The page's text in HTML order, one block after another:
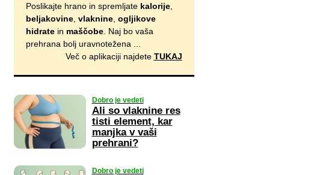
Poslikajte hrano in spremljate kalorije,
beljakovine, vlaknine, ogljikove
hidratein maščobe. Naj bo vaša
prehrana bolj uravnotežena ...
Več o aplikaciji najdete TUKAJ
Dobro je vedeti
Ali so vlaknine res
tisti element, kar
manjka v vaši
prehrani?
Dobro je vedeti